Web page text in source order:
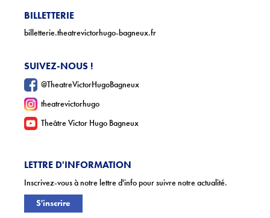
BILLETTERIE
billetterie.theatrevictorhugo-bagneux.fr
SUIVEZ-NOUS !
@TheatreVictorHugoBagneux
theatrevictorhugo
Theâtre Victor Hugo Bagneux
LETTRE D'INFORMATION
Inscrivez-vous à notre lettre d'info pour suivre notre actualité.
S'inscrire